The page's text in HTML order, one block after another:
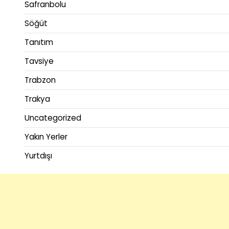
Safranbolu
Söğüt
Tanıtım
Tavsiye
Trabzon
Trakya
Uncategorized
Yakın Yerler
Yurtdışı